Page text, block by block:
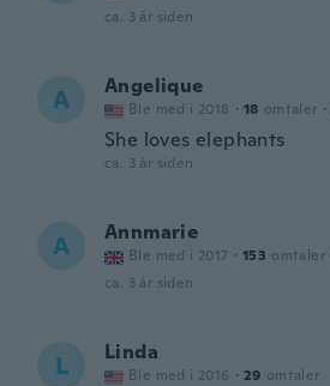
ca. 3 år siden
A Angelique
Ble med i 2018 · 18 omtaler ·
She loves elephants
ca. 3 år siden
A Annmarie
Ble med i 2017 · 153 omtaler
ca. 3 år siden
L Linda
Ble med i 2016 · 29 omtaler